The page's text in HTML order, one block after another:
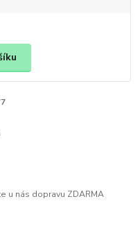
u nás dopravu ZDARMA